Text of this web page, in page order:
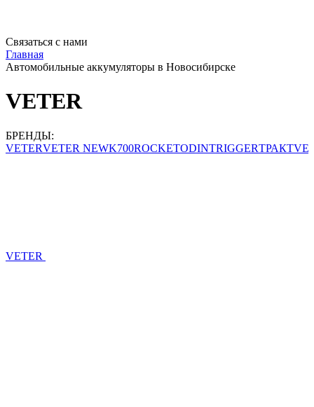
Связаться с нами
Главная
Автомобильные аккумуляторы в Новосибирске
VETER
БРЕНДЫ:
VETERVETER NEWK700ROCKETODINTRIGGERТРАКТ
VETER